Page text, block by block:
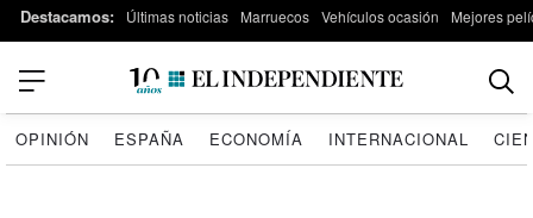
Destacamos: Últimas noticias Marruecos Vehículos ocasión Mejores
OPINIÓN ESPAÑA ECONOMÍA INTERNACIONAL